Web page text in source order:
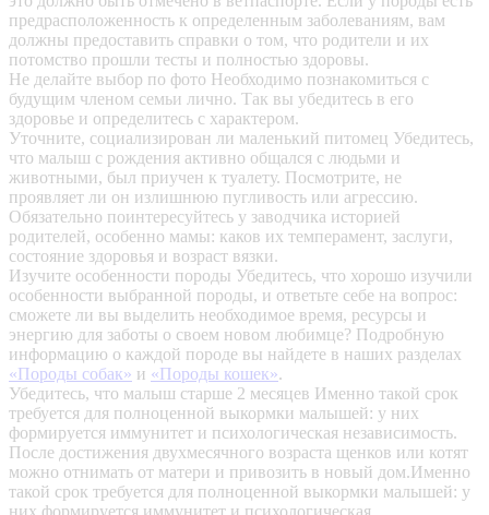
предрасположенность к определенным заболеваниям, вам
должны предоставить справки о том, что родители и их
потомство прошли тесты и полностью здоровы.
Не делайте выбор по фото Необходимо познакомиться с
будущим членом семьи лично. Так вы убедитесь в его
здоровье и определитесь с характером.
Уточните, социализирован ли маленький питомец Убедитесь,
что малыш с рождения активно общался с людьми и
животными, был приучен к туалету. Посмотрите, не
проявляет ли он излишнюю пугливость или агрессию.
Обязательно поинтересуйтесь у заводчика историей
родителей, особенно мамы: каков их темперамент, заслуги,
состояние здоровья и возраст вязки.
Изучите особенности породы Убедитесь, что хорошо изучили
особенности выбранной породы, и ответьте себе на вопрос:
сможете ли вы выделить необходимое время, ресурсы и
энергию для заботы о своем новом любимце? Подробную
информацию о каждой породе вы найдете в наших разделах
«Породы собак» и «Породы кошек».
Убедитесь, что малыш старше 2 месяцев Именно такой срок
требуется для полноценной выкормки малышей: у них
формируется иммунитет и психологическая независимость.
После достижения двухмесячного возраста щенков или котят
можно отнимать от матери и привозить в новый дом.Именно
такой срок требуется для полноценной выкормки малышей: у